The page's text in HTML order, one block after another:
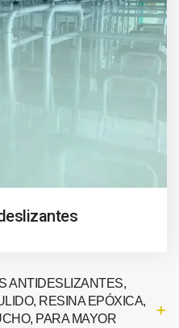
ANTIDESLIZANTES,
RESINA EPÓXICA,
PARA MAYOR